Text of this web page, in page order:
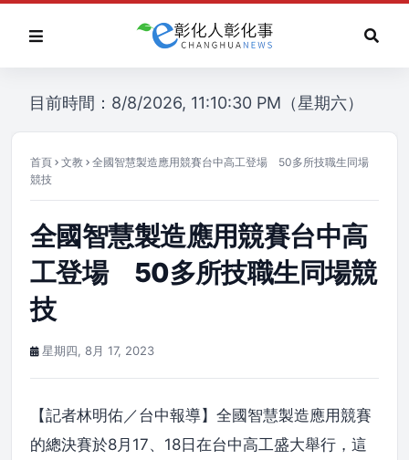
目前時間：8/8/2026, 11:10:30 PM（星期六）
首頁 文教
全國智慧製造應用競賽台中高工登場 50多所技職生同場
競技
全國智慧製造應用競賽台中高
工登場 50多所技職生同場競
技
星期四, 8月 17, 2023
【記者林明佑／台中報導】全國智慧製造應用競賽
的總決賽於8月17、18日在台中高工盛大舉行，這